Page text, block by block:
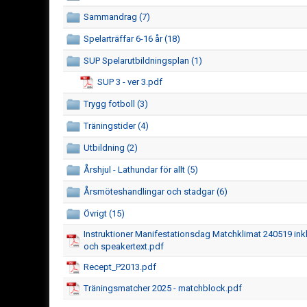
Sammandrag (7)
Spelarträffar 6-16 år (18)
SUP Spelarutbildningsplan (1)
SUP 3 - ver 3.pdf
Trygg fotboll (3)
Träningstider (4)
Utbildning (2)
Årshjul - Lathundar för allt (5)
Årsmöteshandlingar och stadgar (6)
Övrigt (15)
Instruktioner Manifestationsdag Matchklimat 240519
och speakertext.pdf
Recept_P2013.pdf
Träningsmatcher 2025 - matchblock.pdf